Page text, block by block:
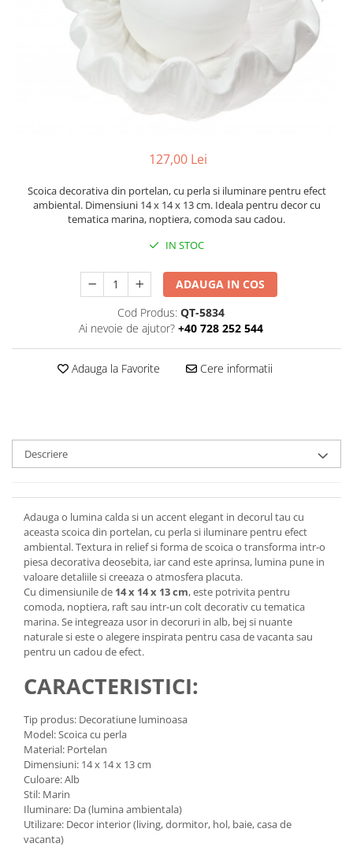
Barci, vapoare, ambarcatiuni
Decoratiuni care se agata
127,00 Lei
Scoica decorativa din portelan, cu perla si iluminare pentru efect
ambiental. Dimensiuni 14 x 14 x 13 cm. Ideala pentru decor cu
tematica marina, noptiera, comoda sau cadou.
IN STOC
ADAUGA IN COS
Cod Produs: QT-5834
Ai nevoie de ajutor? +40 728 252 544
Adauga la Favorite Cere informatii
Descriere
Adauga o lumina calda si un accent elegant in decorul tau cu
aceasta scoica din portelan, cu perla si iluminare pentru efect
ambiental. Textura in relief si forma de scoica o transforma intr-o
piesa decorativa deosebita, iar cand este aprinsa, lumina pune in
valoare detaliile si creeaza o atmosfera placuta.
Cu dimensiunile de 14 x 14 x 13 cm, este potrivita pentru
comoda, noptiera, raft sau intr-un colt decorativ cu tematica
marina. Se integreaza usor in decoruri in alb, bej si nuante
naturale si este o alegere inspirata pentru casa de vacanta sau
pentru un cadou de efect.
CARACTERISTICI:
Tip produs: Decoratiune luminoasa
Model: Scoica cu perla
Material: Portelan
Dimensiuni: 14 x 14 x 13 cm
Culoare: Alb
Stil: Marin
Iluminare: Da (lumina ambientala)
Utilizare: Decor interior (living, dormitor, hol, baie, casa de
vacanta)